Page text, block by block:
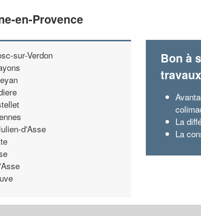
en-Provence
sur-Verdon
d'Asse
Bon à
travaux
La
La